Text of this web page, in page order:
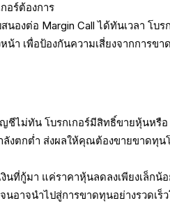
อร์ต้องการ
องต่อ Margin Call ได้ทันเวลา โบร
า เพื่อป้องกันความเสี่ยงจากการขา
ชีไม่ทัน โบรกเกอร์มีสิทธิ์ขายหุ้นหรือ
งตกต่ำ ส่งผลให้คุณต้องขายขาดทุน
นที่กู้มา แค่ราคาหุ้นลดลงเพียงเล็กน้
อาจนำไปสู่การขาดทุนอย่างรวดเร็